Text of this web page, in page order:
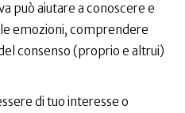
può aiutare a conoscere e
emozioni, comprendere
consenso (proprio e altrui)
di tuo interesse o